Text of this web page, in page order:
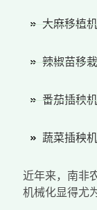
大麻移植机
辣椒苗移
番茄插秧机
蔬菜插秧机
近年来，南非
机械化显得尤